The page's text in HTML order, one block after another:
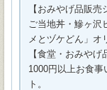
【おみやげ品販売
ご当地丼・鰺ヶ沢
メとヅケどん」オ
【食堂・おみやげ
1000円以上お食
ト。